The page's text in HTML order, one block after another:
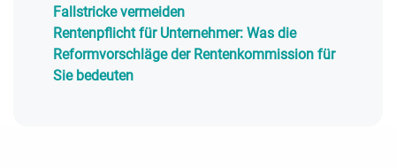
Fallstricke vermeiden
Rentenpflicht für Unternehmer: Was die
Reformvorschläge der Rentenkommission für
Sie bedeuten